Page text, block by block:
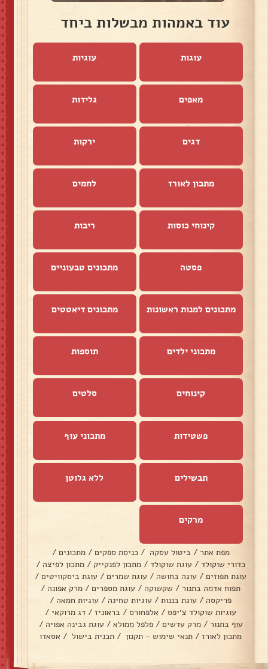
עוד באמהות מבשלות ביחד
עוגות עוגיות
מאפים גלידות
דגים ירקות
מתכון לאורז לחמים
קינוחי כוסות ריבות
פסטה מתכונים טבעוניים
מתכונים למנות ראשונות מתכונים דיאטטים
מתכוני ילדים תוספות
קינוחים סלטים
פשטידות מתכוני עוף
תבשילים ללא גלוטן
מרקים
מפת אתר / ביטול עסקה / כניסת ספקים / מתכונים /
כדורי שוקולד / עוגת שוקולד / מתכון לפנקייק / מתכון לפיצה /
עוגת תפוזים / עוגה בחושה / עוגת שמרים / עוגת ביסקוויטים /
תפוח אדמה בתנור / שקשוקה / עוגת מספרים / מרק אפונה /
פריקסה / עוגת בננות / עוגיות טחינה / עוגיות חמאה /
עוגיות שוקולד צ׳יפס / אלפחורס / בראוניז / דג מרוקאי /
עוף בתנור / מרק עדשים / פלפל ממולא / עוגת גבינה אפויה /
מתכון לאורז / תנאי שימוש - תקנון / תכנית בישול / אסאדו